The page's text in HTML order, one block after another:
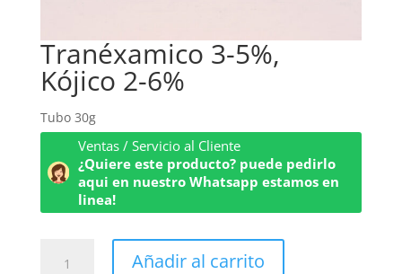
Tranéxamico 3-5%,
Kójico 2-6%
Tubo 30g
Ventas / Servicio al Cliente
¿Quiere este producto? puede pedirlo
aqui en nuestro Whatsapp estamos en
linea!
Añadir al carrito